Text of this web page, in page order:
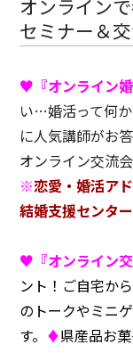
◯センターへのアク
オンライン
セミナー＆
♥『オンライン婚
い…婚活って何
に人気講師がお
オンライン交流
※恋愛・婚活ア
結婚支援センタ
♥『オンライン交
ント！ご自宅か
のトークやミニ
す。 ♦県産品お